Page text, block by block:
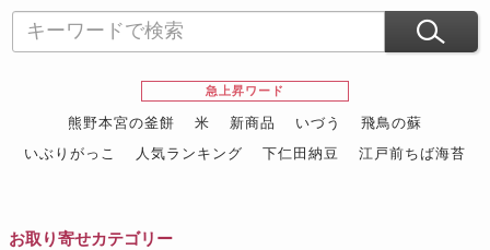
急上昇ワード
熊野本宮の釜餅 米 新商品 いづう
飛鳥の蘇
いぶりがっこ
人気ランキング 下仁田納豆
江戸前ちば海苔
お取り寄せカテゴリー